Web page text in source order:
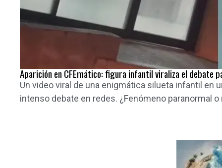
Aparición en CFEmático: figura infantil viraliza el debate
Un video viral de una enigmática silueta infantil en
intenso debate en redes. ¿Fenómeno paranormal